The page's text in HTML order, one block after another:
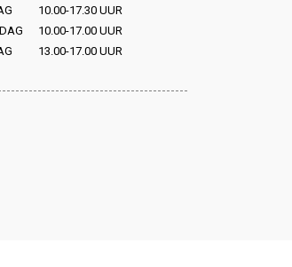
10.00-17.30 UUR
10.00-17.00 UUR
13.00-17.00 UUR